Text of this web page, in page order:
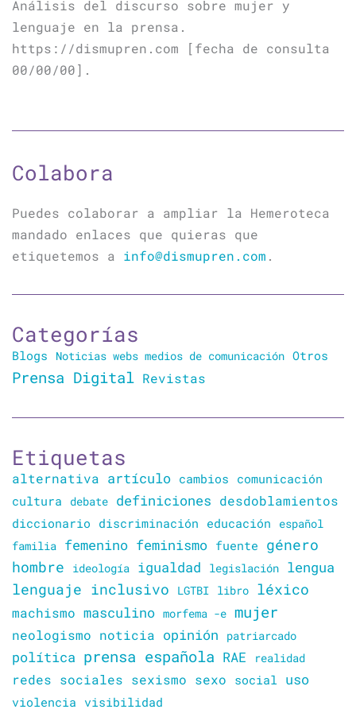
Análisis del discurso sobre mujer y
lenguaje en la prensa.
https://dismupren.com [fecha de consulta
00/00/00].
Colabora
Puedes colaborar a ampliar la Hemeroteca
mandado enlaces que quieras que
etiquetemos a info@dismupren.com .
Categorías
Blogs Noticias webs medios de comunicación Otros
Prensa Digital Revistas
Etiquetas
alternativa artículo cambios comunicación
cultura debate definiciones desdoblamientos
diccionario discriminación educación
español
familia femenino feminismo fuente
género
hombre
ideología igualdad legislación lengua
lenguaje inclusivo LGTBI libro léxico
machismo masculino morfema -e mujer
neologismo noticia opinión patriarcado
política prensa española RAE realidad
redes sociales sexismo sexo social uso
violencia visibilidad